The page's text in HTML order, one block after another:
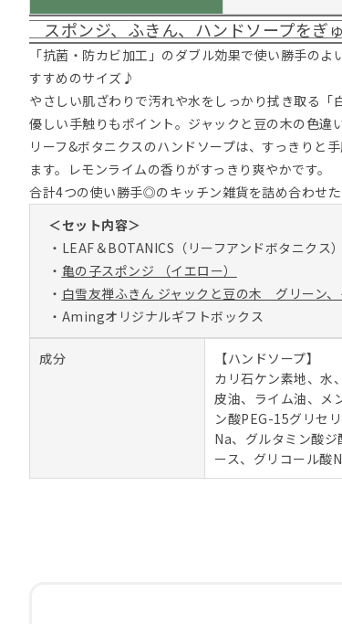
スポンジ、ふきん、ハンドソープをぎ
「抗菌・防カビ加工」のダブル効果で使い勝手の
すすめのサイズ♪
やさしい肌ざわりで汚れや水をしっかり拭き取る
優しい手触りもポイント。ジャックと豆の木の色違
リーフ&ボタニクスのハンドソープは、すっきりと
ます。レモンライムの香りがすっきり爽やかです。
合計4つの使い勝手◎のキッチン雑貨を詰め合わせた
＜セット内容＞
・LEAF＆BOTANICS（リーフアンドボタニクス
・ 亀の子スポンジ （イエロー）
・ 白雪友禅ふきん ジャックと豆の木 グリーン
・Amingオリジナルギフトボックス
成分
【ハンドソープ】
カリ石ケン素地、水
皮油、ライム油、メ
ン酸PEG-15グリセ
Na、グルタミン酸
ース、グリコール酸